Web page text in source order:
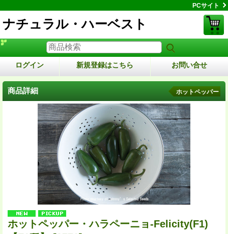
PCサイト
ナチュラル・ハーベスト
ログイン 新規登録はこちら お問い合せ
商品詳細 ホットペッパー
ホットペッパー・ハラペーニョ-Felicity(F1)